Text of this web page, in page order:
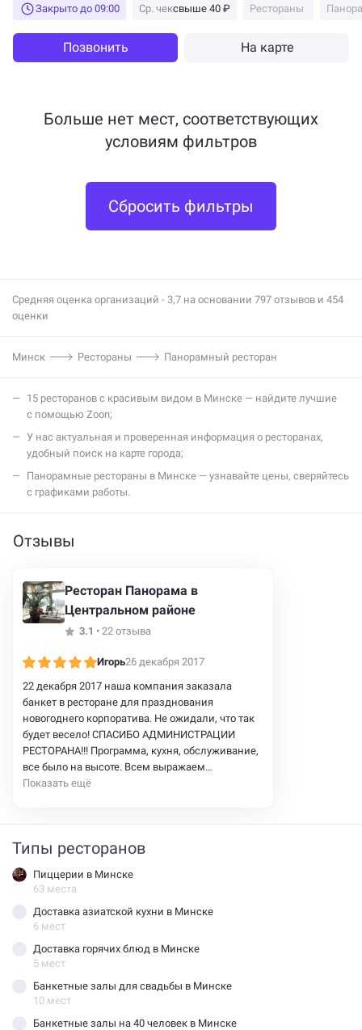
Закрыто до 09:00
Ср. чексвыше 40 ₽ Рестораны
Позвонить На карте
Больше нет мест, соответствующих
условиям фильтров
Сбросить фильтры
Средняя оценка организаций - 3,7 на основании 797 отзывов и 454
оценки
Минск Рестораны Панорамный ресторан
15 ресторанов с красивым видом в Минске — найдите лучшие
с помощью Zoon;
У нас актуальная и проверенная информация о ресторанах,
удобный поиск на карте города;
Панорамные рестораны в Минске — узнавайте цены, сверяйтесь
с графиками работы.
Отзывы
Ресторан Панорама в
Центральном районе
3.1 • 22 отзыва
Игорь26 декабря 2017
22 декабря 2017 наша компания заказала
банкет в ресторане для празднования
новогоднего корпоратива. Не ожидали, что так
будет весело! СПАСИБО АДМИНИСТРАЦИИ
РЕСТОРАНА!!! Программа, кухня, обслуживание,
все было на высоте. Всем выражаем
благодарность ! Сергею отдельное спасибо за
напарницы Снегурочки - тоже). Артистов было
насыщенная, время пролетело
Показать ещё
Типы ресторанов
Пиццерии в Минске
63 места
Доставка азиатской кухни в Минске
6 мест
Доставка горячих блюд в Минске
5 мест
Банкетные залы для свадьбы в Минске
10 мест
Банкетные залы на 40 человек в Минске